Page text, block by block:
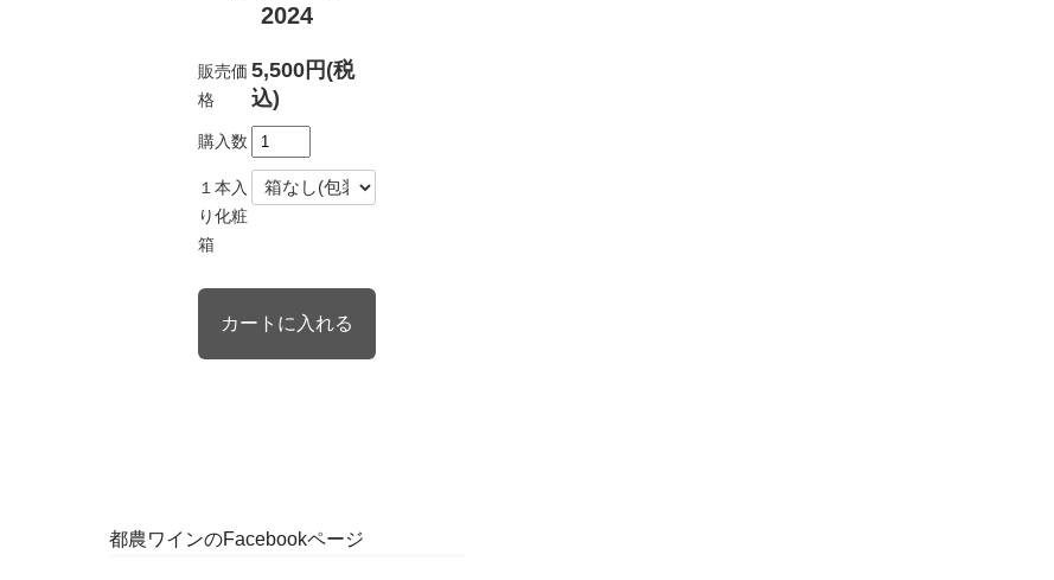
2024
販売価
格
5,500円(税
込)
購入数
１本入
り化粧
箱
都農ワインのFacebookページ